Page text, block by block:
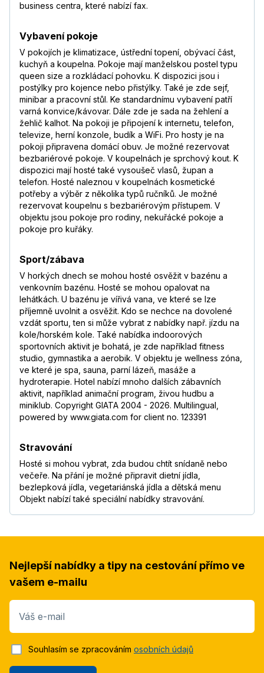
business centra, které nabízí fax.
Vybavení pokoje
V pokojích je klimatizace, ústřední topení, obývací část,
kuchyň a koupelna. Pokoje mají manželskou postel typu
queen size a rozkládací pohovku. K dispozici jsou i
postýlky pro kojence nebo přistýlky. Také je zde sejf,
minibar a pracovní stůl. Ke standardnímu vybavení patří
varná konvice/kávovar. Dále zde je sada na žehlení a
žehlič kalhot. Na pokoji je připojení k internetu, telefon,
televize, herní konzole, budík a WiFi. Pro hosty je na
pokoji připravena domácí obuv. Je možné rezervovat
bezbariérové pokoje. V koupelnách je sprchový kout. K
dispozici mají hosté také vysoušeč vlasů, župan a
telefon. Hosté naleznou v koupelnách kosmetické
potřeby a výběr z několika typů ručníků. Je možné
rezervovat koupelnu s bezbariérovým přístupem. V
objektu jsou pokoje pro rodiny, nekuřácké pokoje a
pokoje pro kuřáky.
Sport/zábava
V horkých dnech se mohou hosté osvěžit v bazénu a
venkovním bazénu. Hosté se mohou opalovat na
lehátkách. U bazénu je vířivá vana, ve které se lze
příjemně uvolnit a osvěžit. Kdo se nechce na dovolené
vzdát sportu, ten si může vybrat z nabídky např. jízdu na
kole/horském kole. Také nabídka indoorových
sportovních aktivit je bohatá, je zde například fitness
studio, gymnastika a aerobik. V objektu je wellness zóna,
ve které je spa, sauna, parní lázeň, masáže a
hydroterapie. Hotel nabízí mnoho dalších zábavních
aktivit, například animační program, živou hudbu a
miniklub. Copyright GIATA 2004 - 2026. Multilingual,
powered by www.giata.com for client no. 123391
Stravování
Hosté si mohou vybrat, zda budou chtít snídaně nebo
večeře. Na přání je možné připravit dietní jídla,
bezlepková jídla, vegetariánská jídla a dětská menu
Objekt nabízí také speciální nabídky stravování.
Nejlepší nabídky a tipy na cestování přímo ve
vašem e-mailu
Váš e-mail
Souhlasím se zpracováním osobních údajů